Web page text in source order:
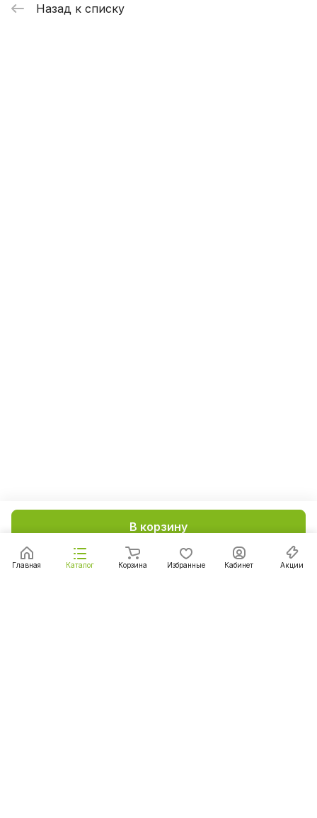
В корзину
Назад к списку
Главная Каталог Корзина Избранные Кабинет Акции